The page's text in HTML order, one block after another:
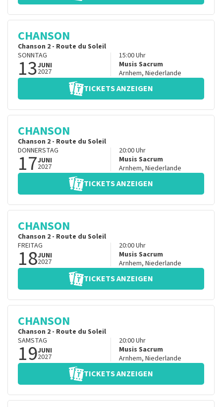
CHANSON
Chanson 2 - Route du Soleil
SONNTAG
13JUNI
2027
15:00Uhr
Musis Sacrum
Arnhem, Niederlande
TICKETS ANZEIGEN
CHANSON
Chanson 2 - Route du Soleil
DONNERSTAG
17JUNI
2027
20:00Uhr
Musis Sacrum
Arnhem, Niederlande
TICKETS ANZEIGEN
CHANSON
Chanson 2 - Route du Soleil
FREITAG
18JUNI
2027
20:00Uhr
Musis Sacrum
Arnhem, Niederlande
TICKETS ANZEIGEN
CHANSON
Chanson 2 - Route du Soleil
SAMSTAG
19JUNI
2027
20:00Uhr
Musis Sacrum
Arnhem, Niederlande
TICKETS ANZEIGEN